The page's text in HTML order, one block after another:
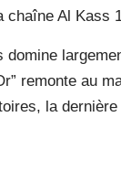
chaîne Al Kass
domine
remonte au
la